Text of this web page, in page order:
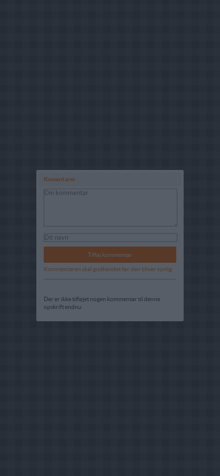
Komentarer
Kommentaren skal godkendes før den bliver synlig
Der er ikke tilføjet nogen kommentar til denne
opskrift endnu